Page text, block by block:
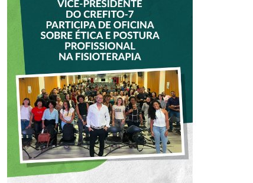
VICE-PRESIDENTE
DO CREFITO-7
PARTICIPA DE
OFICINA SOBRE
ÉTICA E POSTURA
PROFISSIONAL NA
FISIOTERAPIA